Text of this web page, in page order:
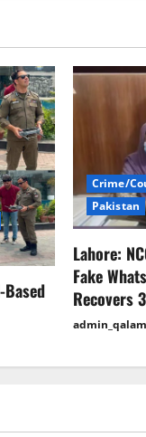
Crime/
Pakistan
Lahore:
Fake
Recovers
admin_qalam